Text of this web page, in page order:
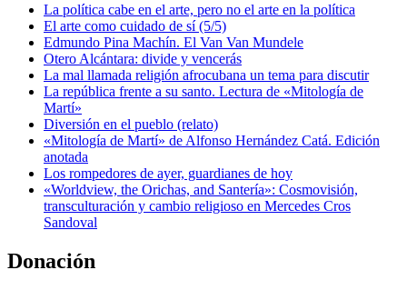
La política cabe en el arte, pero no el arte en la política
El arte como cuidado de sí (5/5)
Edmundo Pina Machín. El Van Van Mundele
Otero Alcántara: divide y vencerás
La mal llamada religión afrocubana un tema para discutir
La república frente a su santo. Lectura de «Mitología de
Martí»
Diversión en el pueblo (relato)
«Mitología de Martí» de Alfonso Hernández Catá. Edición
anotada
Los rompedores de ayer, guardianes de hoy
«Worldview, the Orichas, and Santería»: Cosmovisión,
transculturación y cambio religioso en Mercedes Cros
Sandoval
Donación